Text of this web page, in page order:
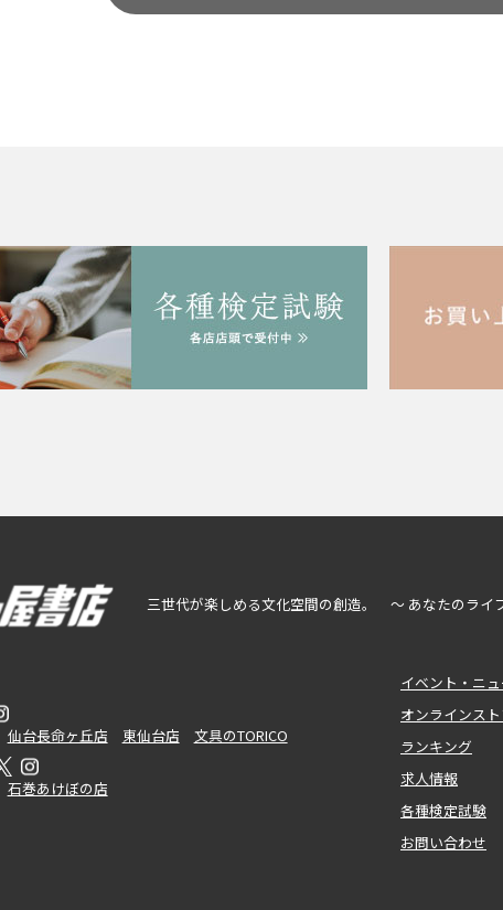
三世代が楽しめる文化空間の創造。 ～ あなたのライ
仙台長命ヶ丘店 東仙台店
文具のTORICO
石巻あけぼの店
イベント・ニ
オンラインス
ランキング
求人情報
各種検定試験
お問い合わせ